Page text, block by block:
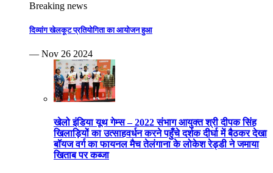
Breaking news
दिव्यांग खेलकूट प्रतियोगिता का आयोजन हुआ
— Nov 26 2024
खेलो इंडिया यूथ गेम्स – 2022 संभाग आयुक्त श्री दीपक सिंह
खिलाड़ियों का उत्साहवर्धन करने पहुँचे दर्शक दीर्घा में बैठकर देखा
बॉयज वर्ग का फायनल मैच तेलंगाना के लोकेश रेड्डी ने जमाया
खिताब पर कब्जा